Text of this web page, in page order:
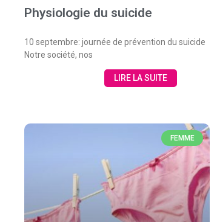
Physiologie du suicide
10 septembre: journée de prévention du suicide
Notre société, nos
LIRE LA SUITE
FEMME